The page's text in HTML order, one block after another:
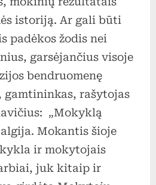
istoriją. Ar gali būti
padėkos žodis nei
garsėjančius visoje
bendruomenę
gamtininkas, rašytojas
„Mokyklą
Mokantis šioje
ir mokytojais
juk kitaip ir